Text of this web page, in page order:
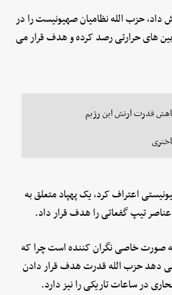
گزارش داد، حزب الله نظامیان صهیونیست را در
های حرارتی رصد کرده و هدف قرار می
قدرت ارتش این رژیم
اعتراف کرد، یک پهپاد متعلق به
تیپ گفعاتی را هدف قرار داد.
صورت خاصی نگران کننده است چرا که
دهد حزب الله قدرت هدف قرار دادن
در ساعات تاریکی را نیز دارد.